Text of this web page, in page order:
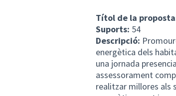
Títol de la
Suports: 54
Descripció:
energètica dels
una jornada
assessorament
realitzar millores als